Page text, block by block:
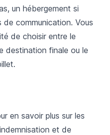
un hébergement si
communication. Vous
de choisir entre le
destination finale ou le
en savoir plus sur les
et de